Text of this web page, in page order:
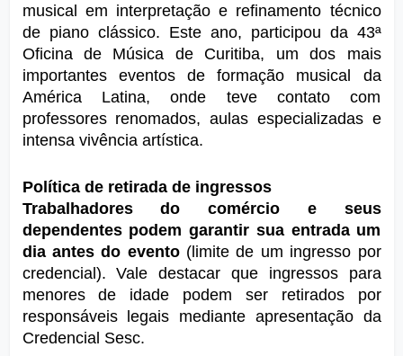
musical em interpretação e refinamento técnico
de piano clássico. Este ano, participou da 43ª
Oficina de Música de Curitiba, um dos mais
importantes eventos de formação musical da
América Latina, onde teve contato com
professores renomados, aulas especializadas e
intensa vivência artística.
Política de retirada de ingressos
Trabalhadores do comércio e seus
dependentes podem garantir sua entrada um
dia antes do evento (limite de um ingresso por
credencial). Vale destacar que ingressos para
menores de idade podem ser retirados por
responsáveis legais mediante apresentação da
Credencial Sesc.